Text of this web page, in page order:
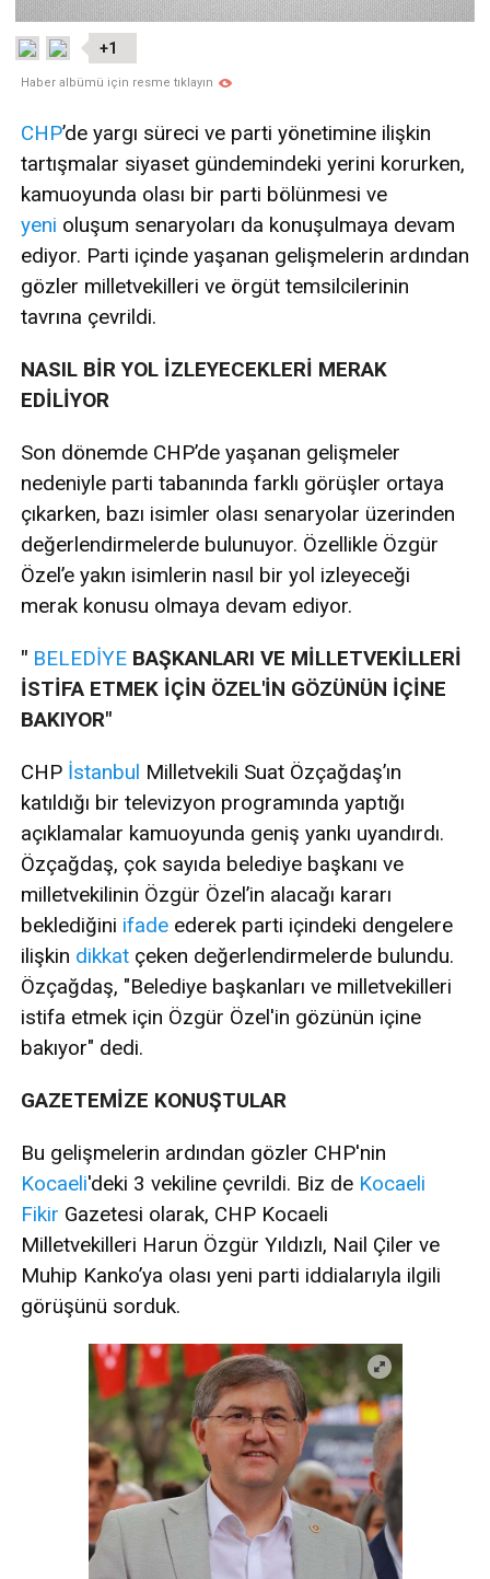
+1
Haber albümü için resme tıklayın
CHP’de yargı süreci ve parti yönetimine ilişkin
tartışmalar siyaset gündemindeki yerini korurken,
kamuoyunda olası bir parti bölünmesi ve
yeni oluşum senaryoları da konuşulmaya devam
ediyor. Parti içinde yaşanan gelişmelerin ardından
gözler milletvekilleri ve örgüt temsilcilerinin
tavrına çevrildi.
NASIL BİR YOL İZLEYECEKLERİ MERAK
EDİLİYOR
Son dönemde CHP’de yaşanan gelişmeler
nedeniyle parti tabanında farklı görüşler ortaya
çıkarken, bazı isimler olası senaryolar üzerinden
değerlendirmelerde bulunuyor. Özellikle Özgür
Özel’e yakın isimlerin nasıl bir yol izleyeceği
merak konusu olmaya devam ediyor.
" BELEDİYE BAŞKANLARI VE MİLLETVEKİLLERİ
İSTİFA ETMEK İÇİN ÖZEL'İN GÖZÜNÜN İÇİNE
BAKIYOR"
CHP İstanbul Milletvekili Suat Özçağdaş’ın
katıldığı bir televizyon programında yaptığı
açıklamalar kamuoyunda geniş yankı uyandırdı.
Özçağdaş, çok sayıda belediye başkanı ve
milletvekilinin Özgür Özel’in alacağı kararı
beklediğini ifade ederek parti içindeki dengelere
ilişkin dikkat çeken değerlendirmelerde bulundu.
Özçağdaş, "Belediye başkanları ve milletvekilleri
istifa etmek için Özgür Özel'in gözünün içine
bakıyor" dedi.
GAZETEMİZE KONUŞTULAR
Bu gelişmelerin ardından gözler CHP'nin
Kocaeli'deki 3 vekiline çevrildi. Biz de Kocaeli
Fikir Gazetesi olarak, CHP Kocaeli
Milletvekilleri Harun Özgür Yıldızlı, Nail Çiler ve
Muhip Kanko’ya olası yeni parti iddialarıyla ilgili
görüşünü sorduk.